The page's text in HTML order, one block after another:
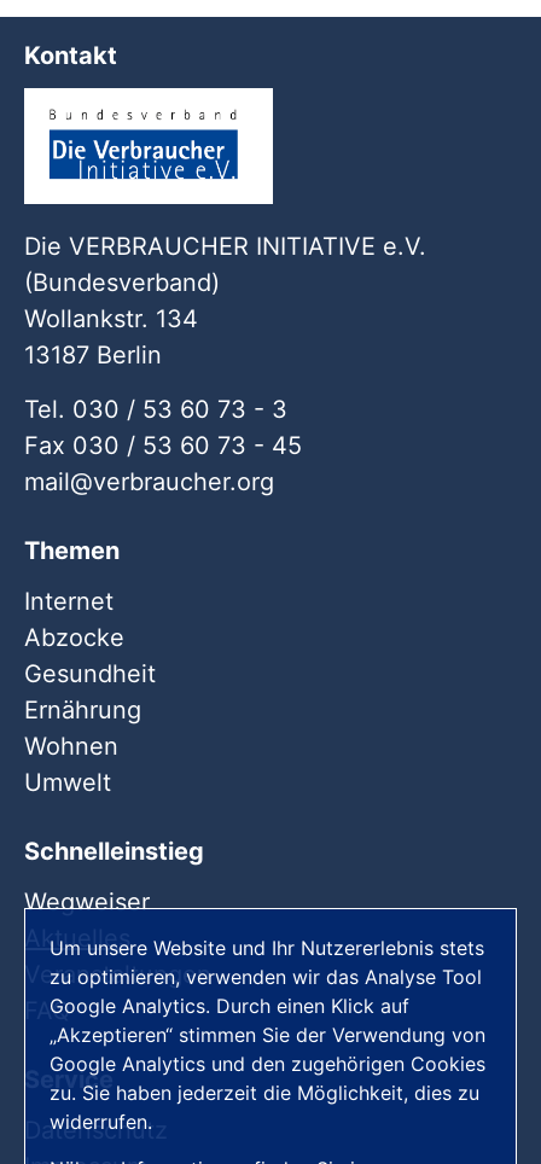
Kontakt
Die VERBRAUCHER INITIATIVE e.V.
(Bundesverband)
Wollankstr. 134
13187 Berlin
Tel. 030 / 53 60 73 - 3
Fax 030 / 53 60 73 - 45
mail
verbraucher org
Themen
Internet
Abzocke
Gesundheit
Ernährung
Wohnen
Umwelt
Schnelleinstieg
Wegweiser
Aktuelles
Veranstaltungen
FAQ
Service
Datenschutz
Um unsere Website und Ihr Nutzererlebnis stets
zu optimieren, verwenden wir das Analyse Tool
Google Analytics. Durch einen Klick auf
„Akzeptieren“ stimmen Sie der Verwendung von
Google Analytics und den zugehörigen Cookies
zu. Sie haben jederzeit die Möglichkeit, dies zu
widerrufen.